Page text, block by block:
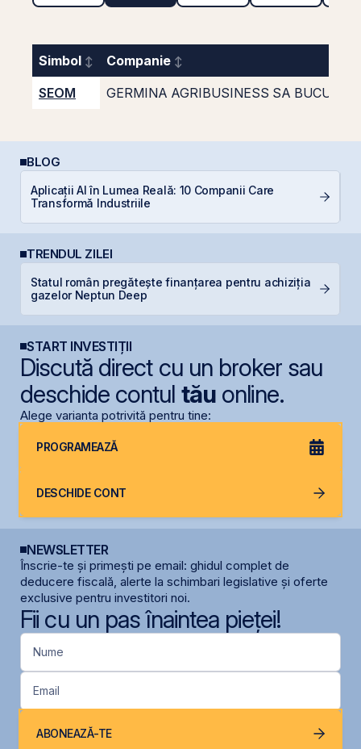
Simbol
Companie
SEOM
GERMINA AGRIBUSINESS SA
BLOG
Aplicații AI în Lumea Reală: 10 Companii Care
Transformă Industriile
TRENDUL ZILEI
Statul român pregătește finanțarea pentru achiziția
gazelor Neptun Deep
START INVESTIȚII
Discută direct cu un broker sau
deschide contul tăuonline.
Alege varianta potrivită pentru tine:
PROGRAMEAZĂ
DESCHIDE CONT
NEWSLETTER
Înscrie-te și primești pe email: ghidul complet de
deducere fiscală, alerte la schimbari legislative și oferte
exclusive pentru investitori noi.
Fii cu un pas înaintea pieței!
Nume
Email
ABONEAZĂ-TE